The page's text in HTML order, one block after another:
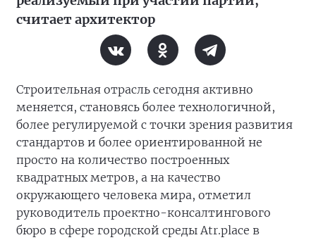
считает архитектор
Строительная отрасль сегодня активно
меняется, становясь более технологичной,
более регулируемой с точки зрения развития
стандартов и более ориентированной не
просто на количество построенных
квадратных метров, а на качество
окружающего человека мира, отметил
руководитель проектно-консалтингового
бюро в сфере городской среды Atr.place в